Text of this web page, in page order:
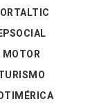
MOTOR